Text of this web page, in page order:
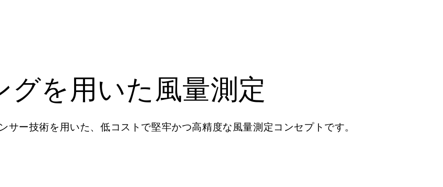
を用いた風量測定
サー技術を用いた、低コストで堅牢かつ高精度な風量測定コンセプトです。